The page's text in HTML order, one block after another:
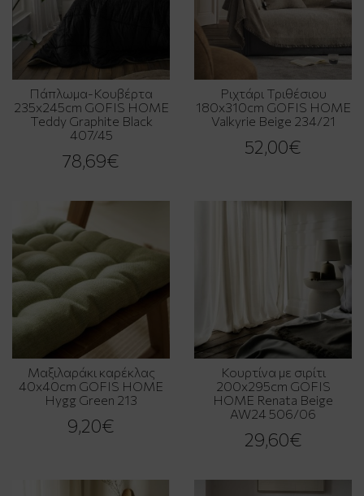
Πάπλωμα-Κουβέρτα
235x245cm GOFIS HOME
Teddy Graphite Black
407/45
78,69€
Ριχτάρι Τριθέσιου
180x310cm GOFIS HOME
Valkyrie Beige 234/21
52,00€
Μαξιλαράκι καρέκλας
40x40cm GOFIS HOME
Hygg Green 213
9,20€
Κουρτίνα με σιρίτι
200x295cm GOFIS
HOME Renata Beige
AW24 506/06
29,60€